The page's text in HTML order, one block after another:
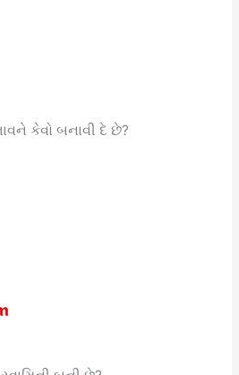
કેવો બનાવી દે છે?